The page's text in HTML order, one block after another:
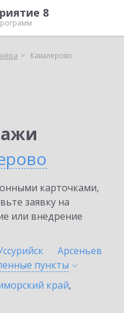
8
Кавалерово
карточками,
заявку на
или внедрение
Арсеньев
пункты
край,